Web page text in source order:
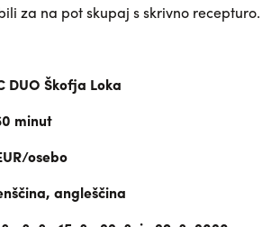
za na pot skupaj s skrivno recepturo.
DUO Škofja Loka
minut
osebo
angleščina